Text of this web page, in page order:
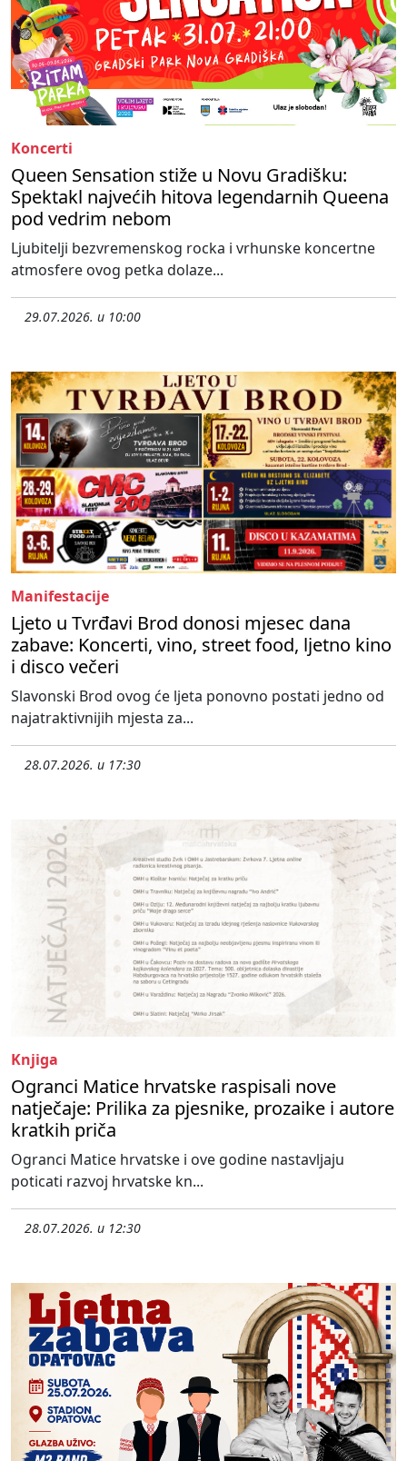
Koncerti
Queen Sensation stiže u Novu Gradišku:
Spektakl najvećih hitova legendarnih Queena
pod vedrim nebom
Ljubitelji bezvremenskog rocka i vrhunske koncertne
atmosfere ovog petka dolaze...
29.07.2026. u 10:00
Manifestacije
Ljeto u Tvrđavi Brod donosi mjesec dana
zabave: Koncerti, vino, street food, ljetno kino
i disco večeri
Slavonski Brod ovog će ljeta ponovno postati jedno od
najatraktivnijih mjesta za...
28.07.2026. u 17:30
Knjiga
Ogranci Matice hrvatske raspisali nove
natječaje: Prilika za pjesnike, prozaike i autore
kratkih priča
Ogranci Matice hrvatske i ove godine nastavljaju
poticati razvoj hrvatske kn...
28.07.2026. u 12:30